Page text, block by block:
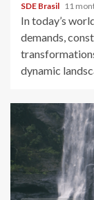
SDE Brasil 11
In today’s
demands,
dynamic